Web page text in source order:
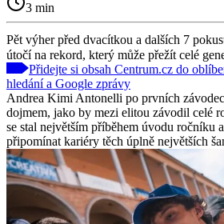
3 min
Pět výher před dvacítkou a dalších 7
útočí na rekord, který může přežít celé
Přidejte si obsah Centrum.cz do
hledání a Google zprávy
Andrea Kimi Antonelli po prvních
dojmem, jako by mezi elitou závodil celé
se stal největším příběhem úvodu ročníku
připomínat kariéry těch úplně největších